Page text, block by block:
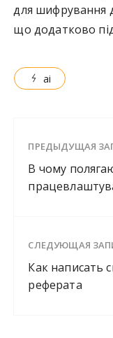
для шифрування
що додатково
ai
ПРЕДЫДУЩАЯ
В чому
СЛЕДУЮЩАЯ
Как написать
реферата